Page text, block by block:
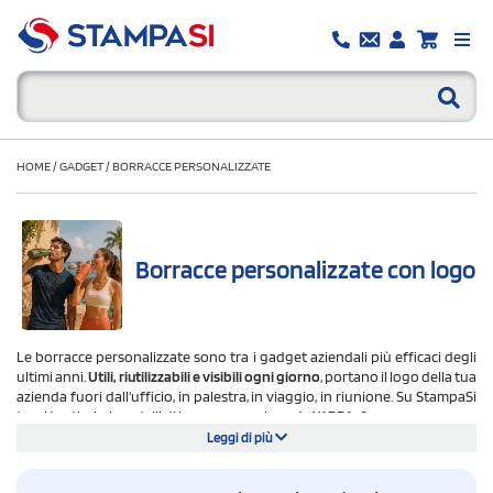
HOME/GADGET/BORRACCE PERSONALIZZATE
Borracce personalizzate con logo
Le borracce personalizzate sono tra i gadget aziendali più efficaci degli
ultimi anni. Utili, riutilizzabili e visibili ogni giorno, portano il logo della tua
azienda fuori dall'ufficio, in palestra, in viaggio, in riunione. Su StampaSi
trovi tantissimi modelli di borracce con logo, tutti BPA-free.
Leggi di più